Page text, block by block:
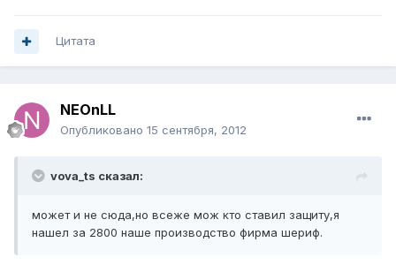
Цитата
NEOnLL
Опубликовано 15 сентября, 2012
vova_ts сказал:
может и не сюда,но всеже мож кто ставил защиту,я
нашел за 2800 наше производство фирма шериф.